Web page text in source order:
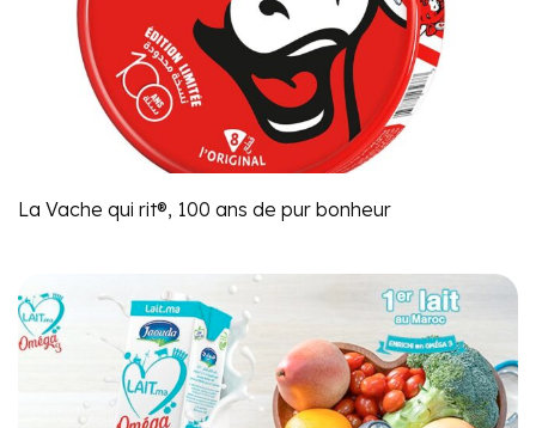
La Vache qui rit®, 100 ans de pur bonheur